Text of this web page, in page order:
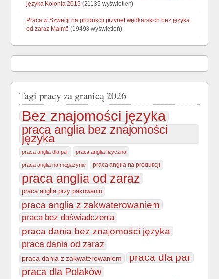
języka Kolonia 2015 (21135 wyświetleń)
Praca w Szwecji na produkcji przynęt wędkarskich bez języka
od zaraz Malmö (19498 wyświetleń)
Tagi pracy za granicą 2026
Bez znajomości języka
praca anglia bez znajomości
języka
praca anglia dla par praca anglia fizyczna
praca anglia na magazynie praca anglia na produkcji
praca anglia od zaraz
praca anglia przy pakowaniu
praca anglia z zakwaterowaniem
praca bez doświadczenia
praca dania bez znajomości języka
praca dania od zaraz
praca dania z zakwaterowaniem praca dla par
praca dla Polaków